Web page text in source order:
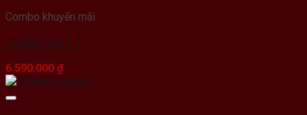
Combo khuyến mãi
COMBO SALE 1
6.590.000 ₫